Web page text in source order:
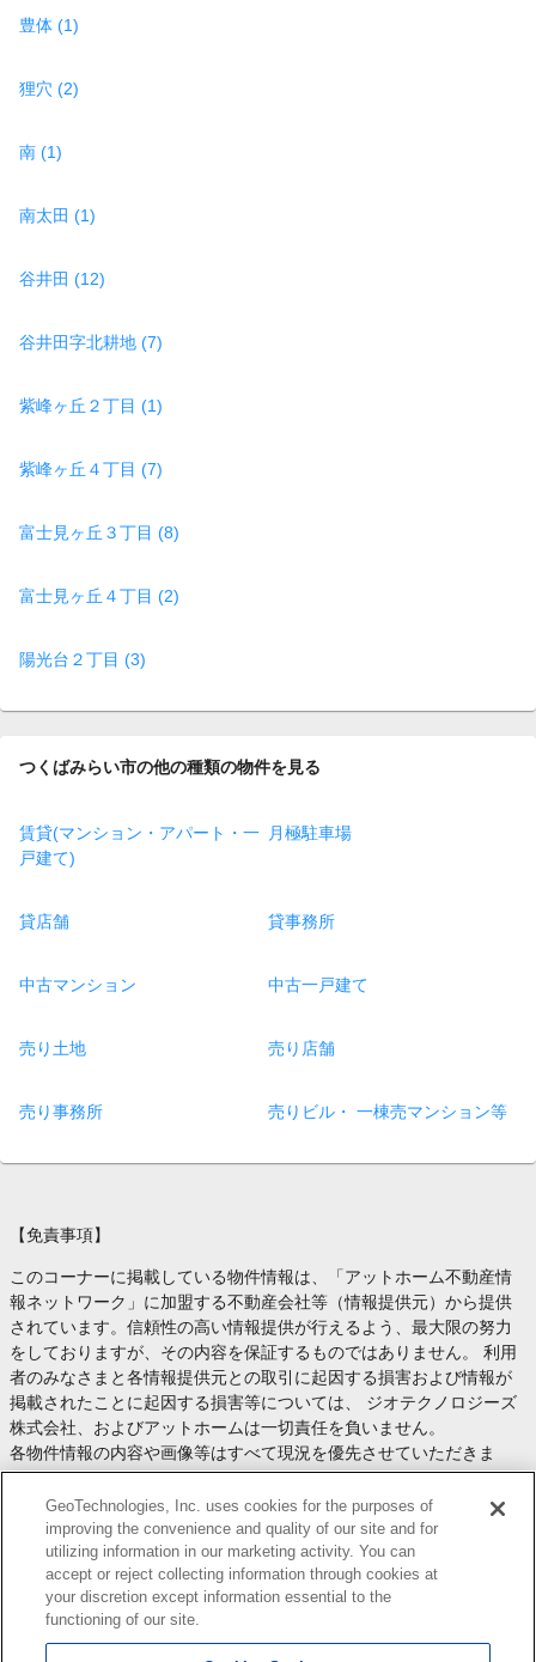
豊体 (1)
狸穴 (2)
南 (1)
南太田 (1)
谷井田 (12)
谷井田字北耕地 (7)
紫峰ヶ丘２丁目 (1)
紫峰ヶ丘４丁目 (7)
富士見ヶ丘３丁目 (8)
富士見ヶ丘４丁目 (2)
陽光台２丁目 (3)
つくばみらい市の他の種類の物件を見る
賃貸(マンション・アパート・一
戸建て)
月極駐車場
貸店舗 貸事務所
中古マンション 中古一戸建て
売り土地 売り店舗
売り事務所 売りビル・ 一棟売マンション等
【免責事項】
このコーナーに掲載している物件情報は、「アットホーム不動産情
報ネットワーク」に加盟する不動産会社等（情報提供元）から提供
されています。信頼性の高い情報提供が行えるよう、最大限の努力
をしておりますが、その内容を保証するものではありません。 利用
者のみなさまと各情報提供元との取引に起因する損害および情報が
掲載されたことに起因する損害等については、 ジオテクノロジーズ
株式会社、およびアットホームは一切責任を負いません。
各物件情報の内容や画像等はすべて現況を優先させていただきま
す。
お取引等（お取引の準備、資金調達等を含みます）の際には、内容
や契約条件等について、 各情報提供元より十分な説明を受け、ご自
身でご確認の上、判断してください。
このコーナーへの物件情報のご掲載、その他不動産業務ソリューシ
ョン等についての不動産会社様のお問合せはこちら
します。
GeoTechnologies, Inc. uses cookies for the purposes of
improving the convenience and quality of our site and for
utilizing information in our marketing activity. You can
accept or reject collecting information through cookies at
your discretion except information essential to the
functioning of our site.